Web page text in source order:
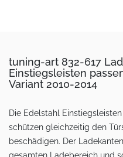
tuning-art 832-617
Einstiegsleisten
Variant 2010-2014
Die Edelstahl
schützen gleichzeitig den
beschädigen. Der